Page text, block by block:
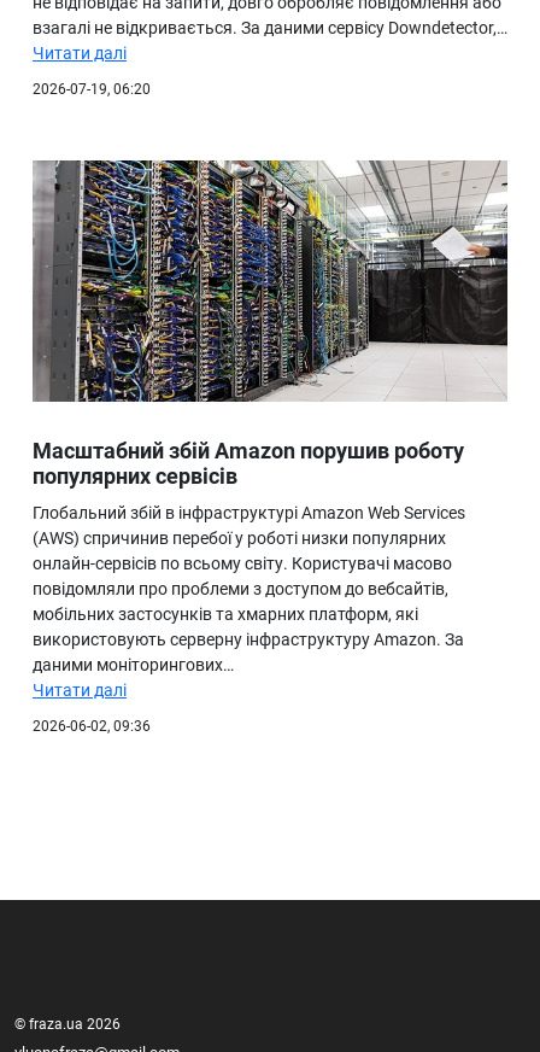
взагалі не відкривається. За даними сервісу Downdetector,…
Читати далі
2026-07-19, 06:20
Масштабний збій Amazon порушив роботу
популярних сервісів
Глобальний збій в інфраструктурі Amazon Web Services
(AWS) спричинив перебої у роботі низки популярних
онлайн-сервісів по всьому світу. Користувачі масово
повідомляли про проблеми з доступом до вебсайтів,
мобільних застосунків та хмарних платформ, які
використовують серверну інфраструктуру Amazon. За
даними моніторингових…
Читати далі
2026-06-02, 09:36
© fraza.ua 2026